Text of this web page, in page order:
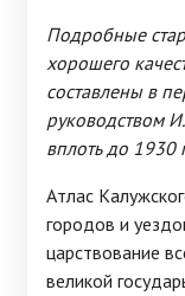
Подробные
хорошего
составлены в
руководством
вплоть до 1930
Атлас
городов и
царствование
великой